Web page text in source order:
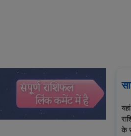
के